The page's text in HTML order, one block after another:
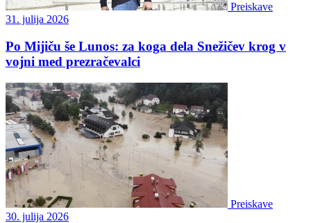
Preiskave
31. julija 2026
Po Mijiču še Lunos: za koga dela Snežičev krog v
vojni med prezračevalci
Preiskave
30. julija 2026